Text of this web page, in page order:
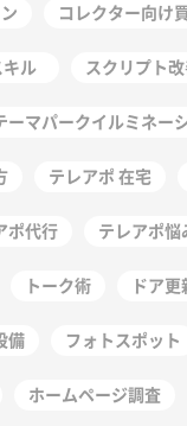
コレクター向け
キル スクリプト
ーマパークイルミネー
テレアポ 在宅
ポ代行 テレアポ悩
トーク術 ドア更
備 フォトスポット
ホームページ調査